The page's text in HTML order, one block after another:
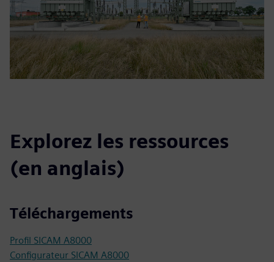
Explorez les ressources
(en anglais)
Téléchargements
Profil SICAM A8000
Configurateur SICAM A8000